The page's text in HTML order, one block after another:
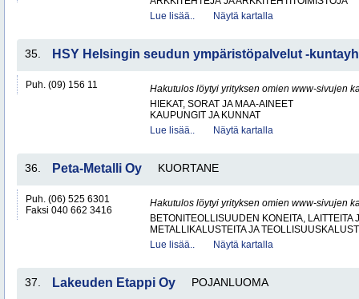
Lue lisää..
Näytä kartalla
35. HSY Helsingin seudun ympäristöpalvelut -
Puh. (09) 156 11
Hakutulos löytyi yrityksen omien www-sivujen
HIEKAT, SORAT JA MAA-AINEET
KAUPUNGIT JA KUNNAT
Lue lisää..
Näytä kartalla
36. Peta-Metalli Oy KUORTANE
Puh. (06) 525 6301
Faksi 040 662 3416
Hakutulos löytyi yrityksen omien www-sivujen
BETONITEOLLISUUDEN KONEITA, LAITTEITA
METALLIKALUSTEITA JA
Lue lisää..
Näytä kartalla
37. Lakeuden Etappi Oy POJANLUOMA